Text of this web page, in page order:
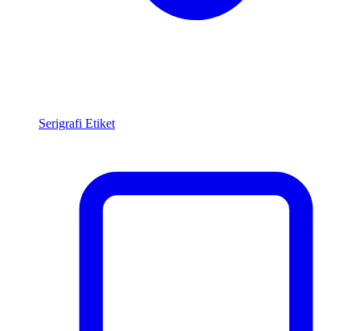
Serigrafi Etiket